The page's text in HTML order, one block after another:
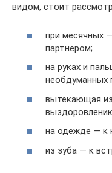
видом, стоит
при месячных
партнером;
на руках и
необдуманных
вытекающая
на одежде — к
из зуба — к